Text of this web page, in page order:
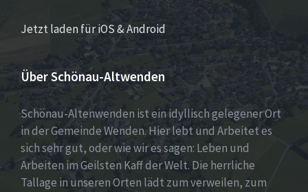
Jetzt laden für iOS & Android
Über Schönau-Altwenden
Schönau-Altenwenden ist ein idyllisch gelegener Ort
in der Gemeinde Wenden. Hier lebt und Arbeitet es
sich sehr gut, oder wie wir es sagen: Leben und
Arbeiten im Geilsten Kaff der Welt. Die herrliche
Tallage in unseren Orten lädt zum verweilen, zum